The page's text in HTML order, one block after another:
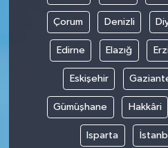
Çorum Denizli
Edirne Elazığ
Eskişehir
Gümüşhane Hakkâri
Isparta